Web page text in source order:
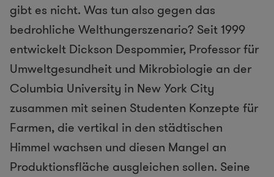
gibt es nicht. Was tun also gegen das
bedrohliche Welthungerszenario? Seit 1999
entwickelt Dickson Despommier, Professor für
Umweltgesundheit und Mikrobiologie an der
Columbia University in New York City
zusammen mit seinen Studenten Konzepte für
Farmen, die vertikal in den städtischen
Himmel wachsen und diesen Mangel an
Produktionsfläche ausgleichen sollen. Seine